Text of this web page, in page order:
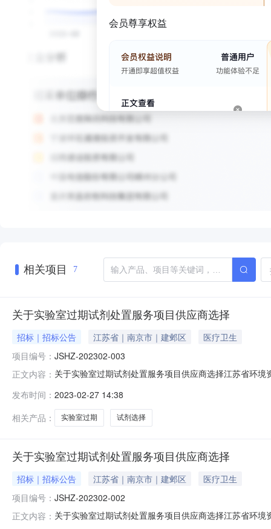
会员尊享权益
相关项目 7
关于实验室过期试剂处置服务项目供应商选择
招标｜招标公告 江苏省｜南京市｜建邺区
医疗卫生
项目编号： JSHZ-202302-003
正文内容： 关于实验室过期试剂处置服务项目供应商选择江苏省环
制度。3.具有履行合同所必需的资质条件。4.供应商须具
发布时间： 2023-02-27 14:38
相关产品：
实验室过期 试剂选择
关于实验室过期试剂处置服务项目供应商选择
招标｜招标公告 江苏省｜南京市｜建邺区
医疗卫生
项目编号： JSHZ-202302-002
正文内容： 关于实验室过期试剂处置服务项目供应商选择江苏省环